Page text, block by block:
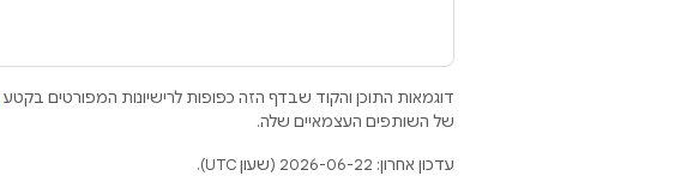
דוגמאות התוכן והקוד שבדף הזה כפופות לרישיונות המפורטים בקטע
של השותפים העצמאיים שלה.
עדכון אחרון: 2026-06-22 (שעון UTC).